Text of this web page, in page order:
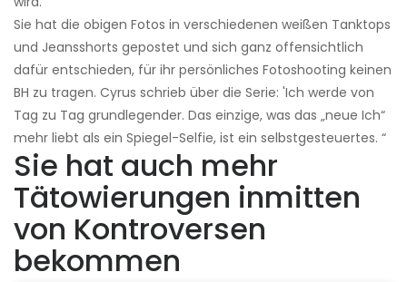
Sie hat die obigen Fotos in verschiedenen weißen Tanktops
und Jeansshorts gepostet und sich ganz offensichtlich
dafür entschieden, für ihr persönliches Fotoshooting keinen
BH zu tragen. Cyrus schrieb über die Serie: 'Ich werde von
Tag zu Tag grundlegender. Das einzige, was das „neue Ich“
mehr liebt als ein Spiegel-Selfie, ist ein selbstgesteuertes. “
Sie hat auch mehr
Tätowierungen inmitten
von Kontroversen
bekommen